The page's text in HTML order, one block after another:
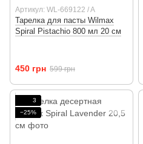
Артикул: WL-669122 / A
Тарелка для пасты Wilmax
Spiral Pistachio 800 мл 20 см
450 грн 599 грн
3
−25%